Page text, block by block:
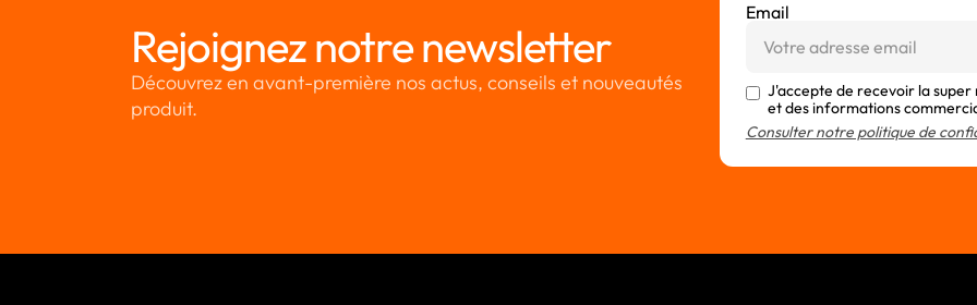
Rejoignez notre newsletter
Découvrez en avant-première nos actus, conseils et nouveautés
produit.
Email
J'accepte de recevoir la
et des informations
Consulter notre politique de